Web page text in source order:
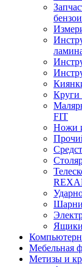
Круги
FIT
Ножи
Ящики
Мебельная
Метизы и